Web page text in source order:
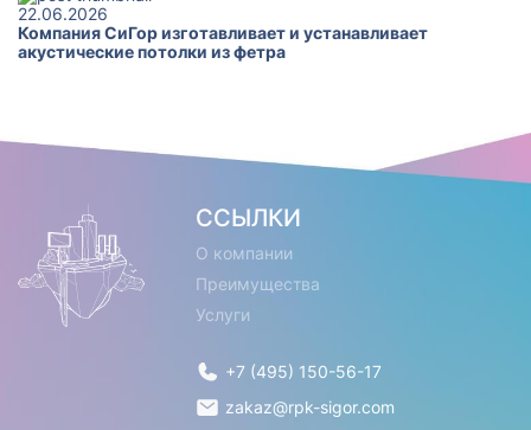
22.06.2026
Компания СиГор изготавливает и устанавливает
акустические потолки из фетра
ССЫЛКИ
О компании
Преимущества
Услуги
+7 (495) 150-56-17
zakaz@rpk-sigor.com